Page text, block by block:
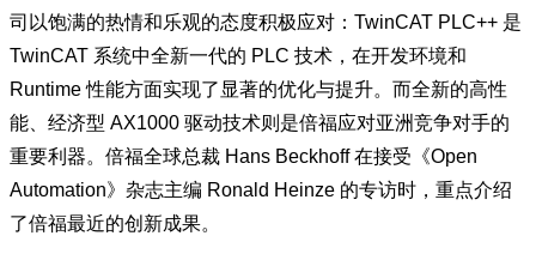
司以饱满的热情和乐观的态度积极应对：TwinCAT PLC++ 是
TwinCAT 系统中全新一代的 PLC 技术，在开发环境和
Runtime 性能方面实现了显著的优化与提升。而全新的高性
能、经济型 AX1000 驱动技术则是倍福应对亚洲竞争对手的
重要利器。倍福全球总裁 Hans Beckhoff 在接受《Open
Automation》杂志主编 Ronald Heinze 的专访时，重点介绍
了倍福最近的创新成果。